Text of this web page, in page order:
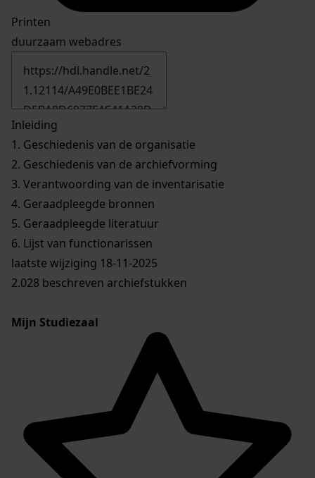
Printen
duurzaam webadres
Inleiding
1. Geschiedenis van de organisatie
2. Geschiedenis van de archiefvorming
3. Verantwoording van de inventarisatie
4. Geraadpleegde bronnen
5. Geraadpleegde literatuur
6. Lijst van functionarissen
laatste wijziging 18-11-2025
2.028 beschreven archiefstukken
Mijn Studiezaal